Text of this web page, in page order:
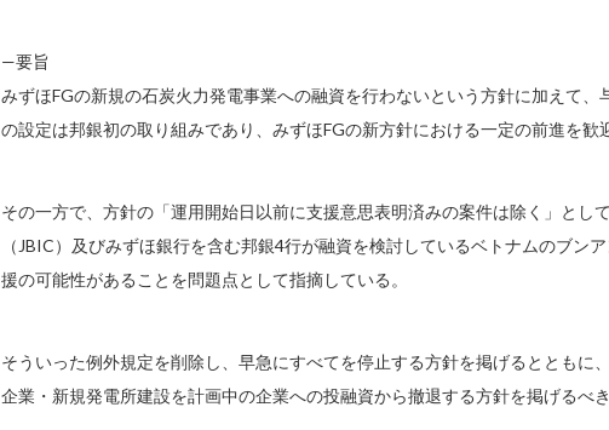
—要旨
みずほFGの新規の石炭火力発電事業への融資を行わないという方針に加えて
の設定は邦銀初の取り組みであり、みずほFGの新方針における一定の前進を歓
その一方で、方針の「運用開始日以前に支援意思表明済みの案件は除く」とし
（JBIC）及びみずほ銀行を含む邦銀4行が融資を検討しているベトナムのブン
援の可能性があることを問題点として指摘している。
そういった例外規定を削除し、早急にすべてを停止する方針を掲げるとともに
企業・新規発電所建設を計画中の企業への投融資から撤退する方針を掲げるべき